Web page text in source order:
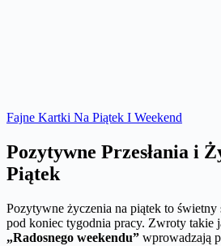
Fajne Kartki Na Piątek I Weekend
Pozytywne Przesłania i
Piątek
Pozytywne życzenia na piątek to świetny
pod koniec tygodnia pracy. Zwroty takie
„Radosnego weekendu” wprowadzają